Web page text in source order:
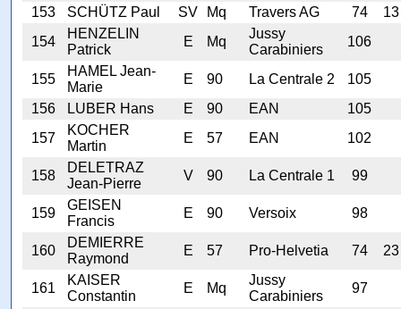
153
SCHÜTZ Paul SV Mq Travers AG 74
13
154
HENZELIN
Patrick
E Mq
Jussy
Carabiniers
106
155
HAMEL Jean-
Marie
E 90 La Centrale 2
105
156
LUBER Hans E 90 EAN
105
157
KOCHER
Martin
E 57 EAN 102
158
DELETRAZ
Jean-Pierre
V 90 La Centrale 1 99
159
GEISEN
Francis
E 90 Versoix 98
160
DEMIERRE
Raymond
E 57 Pro-Helvetia 74 23
161
KAISER
Constantin
E Mq
Jussy
Carabiniers
97